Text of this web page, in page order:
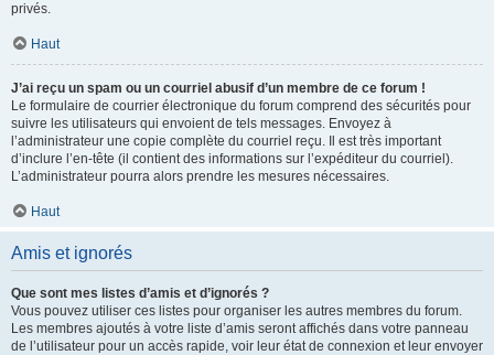
privés.
Haut
J’ai reçu un spam ou un courriel abusif d’un membre de ce forum !
Le formulaire de courrier électronique du forum comprend des sécurités pour
suivre les utilisateurs qui envoient de tels messages. Envoyez à
l’administrateur une copie complète du courriel reçu. Il est très important
d’inclure l’en-tête (il contient des informations sur l’expéditeur du courriel).
L’administrateur pourra alors prendre les mesures nécessaires.
Haut
Amis et ignorés
Que sont mes listes d’amis et d’ignorés ?
Vous pouvez utiliser ces listes pour organiser les autres membres du forum.
Les membres ajoutés à votre liste d’amis seront affichés dans votre panneau
de l’utilisateur pour un accès rapide, voir leur état de connexion et leur envoyer